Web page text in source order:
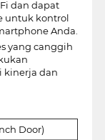
dan dapat
untuk kontrol
Anda.
yang canggih
kinerja dan
Door)